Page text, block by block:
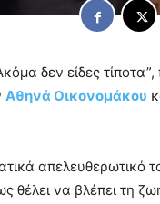
δεν είδες
Αθηνά Οικονομάκου
απελευθερωτικό
θέλει να βλέπει τη